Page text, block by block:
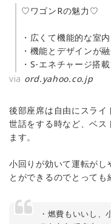
♡ワゴンRの魅力♡
・広くて機能的な室
・機能とデザインが
・S-エネチャージ搭
via ord.yahoo.co.jp
後部座席は自由にスラ
世話をする時など、ベス
ます。
小回りが効いて運転がし
とができるのでとっても
・燃費もいいし、